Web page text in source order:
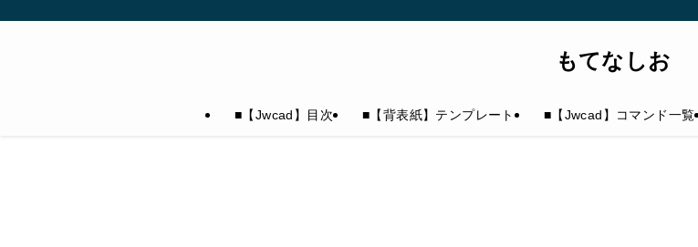
もてなしお
■【Jwcad】目次 ■【背表紙】テンプレート ■【Jwcad】コマンド一覧